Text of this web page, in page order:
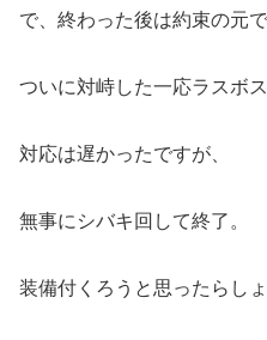
で、終わった後は約束の元で
ついに対峙した一応ラスボ
対応は遅かったですが、
無事にシバキ回して終了。
装備付くろうと思ったらし